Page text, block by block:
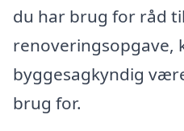
du har brug for råd
renoveringsopgave,
byggesagkyndig
brug for.